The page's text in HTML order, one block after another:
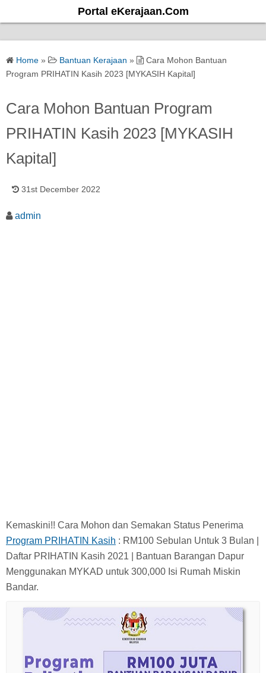
k
Portal eKerajaan.Com
Home » Bantuan Kerajaan »
Cara Mohon Bantuan
Program PRIHATIN Kasih 2023 [MYKASIH Kapital]
Cara Mohon Bantuan Program
PRIHATIN Kasih 2023 [MYKASIH
Kapital]
31st December 2022
admin
Kemaskini!! Cara Mohon dan Semakan Status Penerima
Program PRIHATIN Kasih : RM100 Sebulan Untuk 3 Bulan |
Daftar PRIHATIN Kasih 2021 | Bantuan Barangan Dapur
Menggunakan MYKAD untuk 300,000 Isi Rumah Miskin
Bandar.